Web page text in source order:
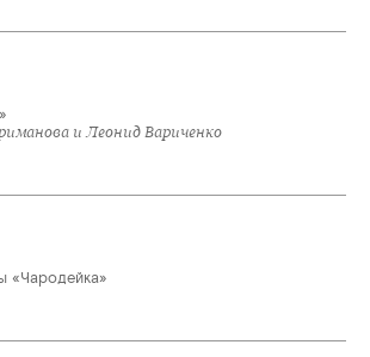
и Леонид Вариченко
«Чародейка»